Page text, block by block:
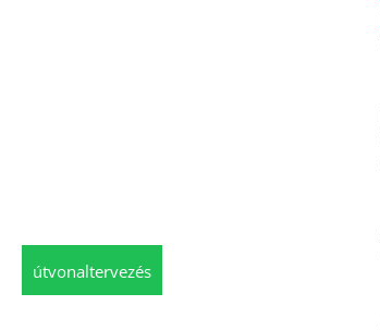
útvonaltervezés